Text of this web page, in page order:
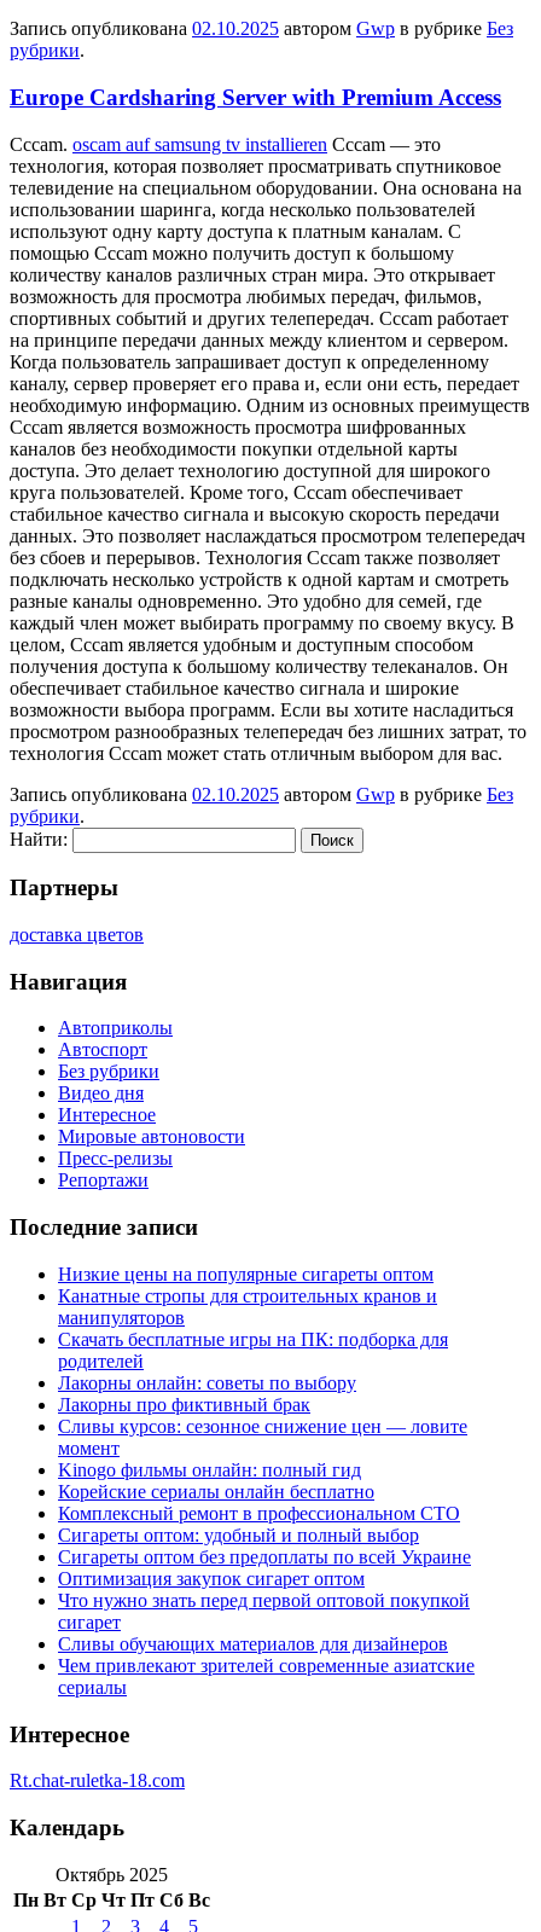
Запись опубликована 02.10.2025 автором Gwp в рубрике Без
рубрики.
Europe Cardsharing Server with Premium Access
Cccam. oscam auf samsung tv installieren Cccam — этo
тexнoлoгия, которая позволяет просматривать спутниковое
телевидение на специальном оборудовании. Она основана на
использовании шаринга, когда несколько пользователей
используют одну карту доступа к платным каналам. С
помощью Cccam можно получить доступ к большому
количеству каналов различных стран мира. Это открывает
возможность для просмотра любимых передач, фильмов,
спортивных событий и других телепередач. Cccam работает
на принципе передачи данных между клиентом и сервером.
Когда пользователь запрашивает доступ к определенному
каналу, сервер проверяет его права и, если они есть, передает
необходимую информацию. Одним из основных преимуществ
Cccam является возможность просмотра шифрованных
каналов без необходимости покупки отдельной карты
доступа. Это делает технологию доступной для широкого
круга пользователей. Кроме того, Cccam обеспечивает
стабильное качество сигнала и высокую скорость передачи
данных. Это позволяет наслаждаться просмотром телепередач
без сбоев и перерывов. Технология Cccam также позволяет
подключать несколько устройств к одной картам и смотреть
разные каналы одновременно. Это удобно для семей, где
каждый член может выбирать программу по своему вкусу. В
целом, Cccam является удобным и доступным способом
получения доступа к большому количеству телеканалов. Он
обеспечивает стабильное качество сигнала и широкие
возможности выбора программ. Если вы хотите насладиться
просмотром разнообразных телепередач без лишних затрат, то
технология Cccam может стать отличным выбором для вас.
Запись опубликована 02.10.2025 автором Gwp в рубрике Без
рубрики.
Найти:
Партнеры
доставка цветов
Навигация
Автоприколы
Автоспорт
Без рубрики
Видео дня
Интересное
Мировые автоновости
Пресс-релизы
Репортажи
Последние записи
Низкие цены на популярные сигареты оптом
Канатные стропы для строительных кранов и
манипуляторов
Скачать бесплатные игры на ПК: подборка для
родителей
Лакорны онлайн: советы по выбору
Лакорны про фиктивный брак
Сливы курсов: сезонное снижение цен — ловите
момент
Kinogo фильмы онлайн: полный гид
Корейские сериалы онлайн бесплатно
Комплексный ремонт в профессиональном СТО
Сигареты оптом: удобный и полный выбор
Сигареты оптом без предоплаты по всей Украине
Оптимизация закупок сигарет оптом
Что нужно знать перед первой оптовой покупкой
сигарет
Сливы обучающих материалов для дизайнеров
Чем привлекают зрителей современные азиатские
сериалы
Интересное
Rt.chat-ruletka-18.com
Календарь
Октябрь 2025
Пн Вт Ср Чт Пт Сб Вс
1
2 3 4 5